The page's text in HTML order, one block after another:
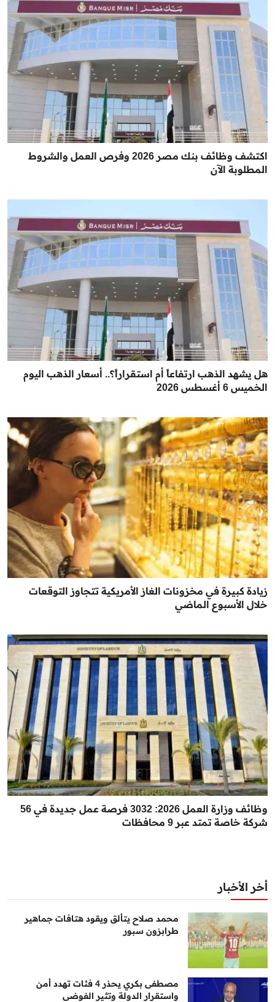
اكتشف وظائف بنك مصر 2026 وفرص العمل والشروط
المطلوبة الآن
هل يشهد الذهب ارتفاعاً أم استقراراً؟.. أسعار الذهب اليوم
الخميس 6 أغسطس 2026
زيادة كبيرة في مخزونات الغاز الأمريكية تتجاوز التوقعات
خلال الأسبوع الماضي
وظائف وزارة العمل 2026: 3032 فرصة عمل جديدة في 56
شركة خاصة تمتد عبر 9 محافظات
أخر الأخبار
محمد صلاح يتألق ويقود هتافات جماهير
طرابزون سبور
مصطفى بكري يحذر 4 فئات تهدد أمن
واستقرار الدولة وتثير الفوضى